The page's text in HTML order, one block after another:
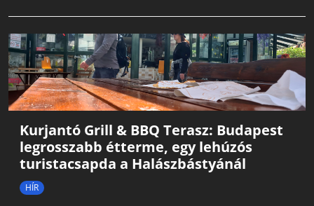
Kurjantó Grill & BBQ Terasz: Budapest
legrosszabb étterme, egy lehúzós
turistacsapda a Halászbástyánál
HÍR